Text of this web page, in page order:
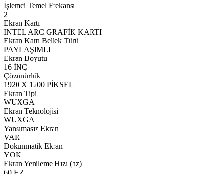
İşlemci Temel Frekansı
2
Ekran Kartı
INTEL ARC GRAFİK KARTI
Ekran Kartı Bellek Türü
PAYLAŞIMLI
Ekran Boyutu
16 İNÇ
Çözünürlük
1920 X 1200 PİKSEL
Ekran Tipi
WUXGA
Ekran Teknolojisi
WUXGA
Yansımasız Ekran
VAR
Dokunmatik Ekran
YOK
Ekran Yenileme Hızı (hz)